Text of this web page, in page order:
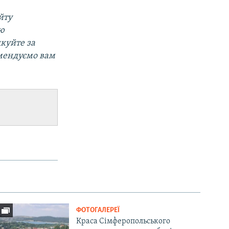
за
вам
ФОТОГАЛЕРЕЇ
Краса Сімферопольського